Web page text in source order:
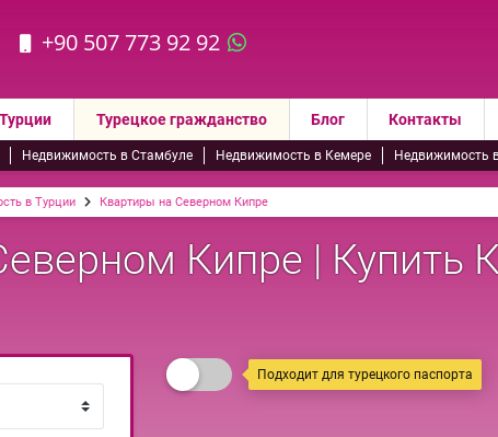
+90 507 773 92 92
Турецкое гражданство Блог Контакты
Недвижимость в Стамбуле Недвижимость в Кемере Недвижимость
в Турции Квартиры на Северном Кипре
Кипре | Купить
Подходит для турецкого паспорта